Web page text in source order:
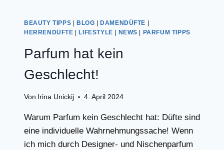
BEAUTY TIPPS BLOG DAMENDÜFTE
HERRENDÜFTE
LIFESTYLE NEWS PARFUM TIPPS
Parfum hat kein
Geschlecht!
Von Irina Unickij 4. April 2024
Warum Parfum kein Geschlecht hat: Düfte sind
eine individuelle Wahrnehmungssache! Wenn
ich mich durch Designer- und Nischenparfum